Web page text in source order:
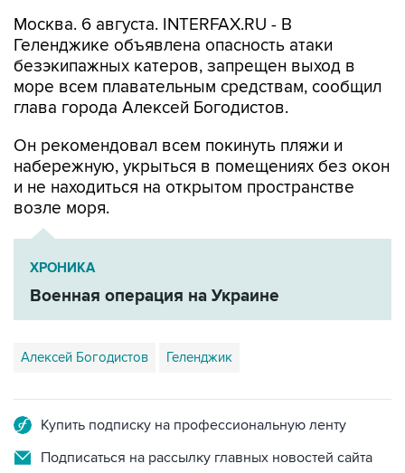
Москва. 6 августа. INTERFAX.RU - В
Геленджике объявлена опасность атаки
безэкипажных катеров, запрещен выход в
море всем плавательным средствам, сообщил
глава города Алексей Богодистов.
Он рекомендовал всем покинуть пляжи и
набережную, укрыться в помещениях без окон
и не находиться на открытом пространстве
возле моря.
ХРОНИКА
Военная операция на Украине
Алексей Богодистов Геленджик
Купить подписку на профессиональную ленту
Подписаться на рассылку главных новостей сайта